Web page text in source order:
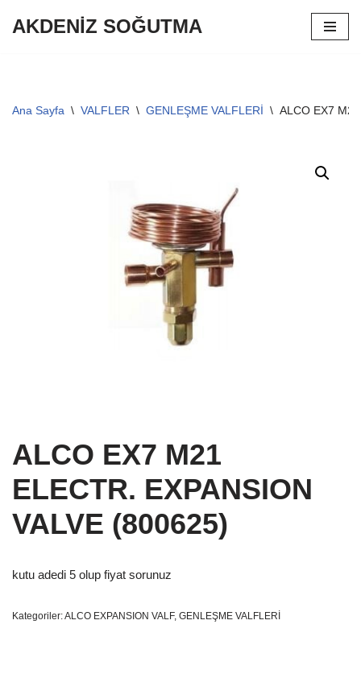
AKDENİZ SOĞUTMA
Ana Sayfa \ VALFLER \ GENLEŞME VALFLERİ \ ALCO EX7
ALCO EX7 M21
ELECTR. EXPANSION
VALVE (800625)
kutu adedi 5 olup fiyat sorunuz
Kategoriler:ALCO EXPANSION VALF, GENLEŞME VALFLERİ